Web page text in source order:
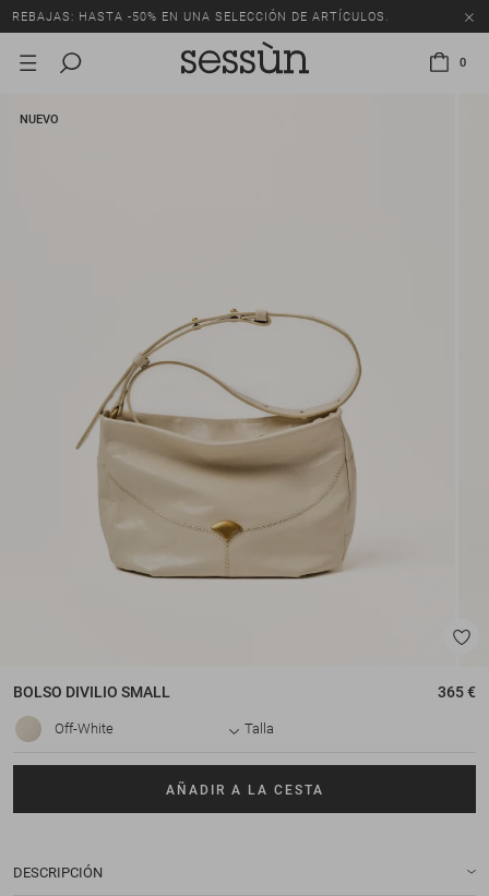
REBAJAS: HASTA -50% EN UNA SELECCIÓN DE ARTÍCULOS.
0
NUEVO
BOLSO DIVILIO SMALL 365 €
Off-White Talla
AÑADIR A LA CESTA
DESCRIPCIÓN